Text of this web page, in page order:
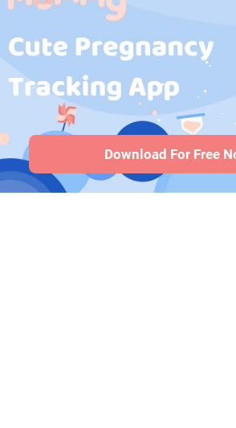
गर्भावस्था के दौरान
स्वास्थ्य संबंधी समस्याएं
·गर्भावस्था के दौरान
दवाएँ·बच्चे के स्वास्थ्य
समस्याएँ
·Articles·
संपादकीय नीति
Japan
Download For Free